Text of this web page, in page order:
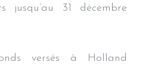
jusqu’au 31 décembre
versés à Holland